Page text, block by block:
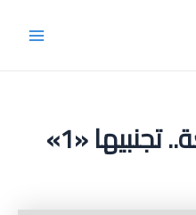
Main
«1»